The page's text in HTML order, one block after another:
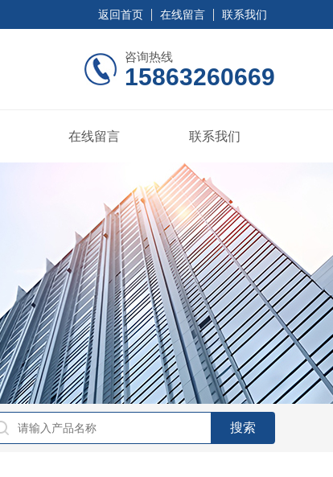
返回首页 在线留言 联系我们
咨询热线
15863260669
在线留言 联系我们